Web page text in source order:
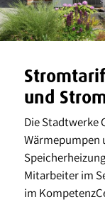
und
Die Stadtwerke
Wärmepumpen
Mitarbeiter im
im